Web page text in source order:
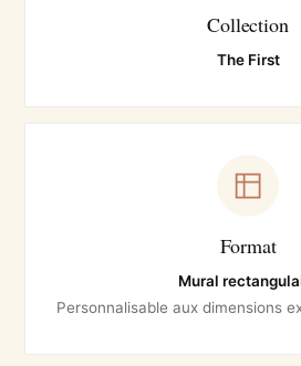
Collection
The First
Format
Mural
Personnalisable aux dimensions